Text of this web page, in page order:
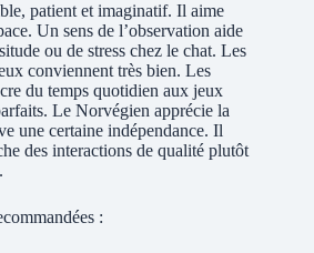
patient et imaginatif. Il aime
Un sens de l’observation aide
ou de stress chez le chat. Les
conviennent très bien. Les
du temps quotidien aux jeux
Le Norvégien apprécie la
une certaine indépendance. Il
des interactions de qualité plutôt
: